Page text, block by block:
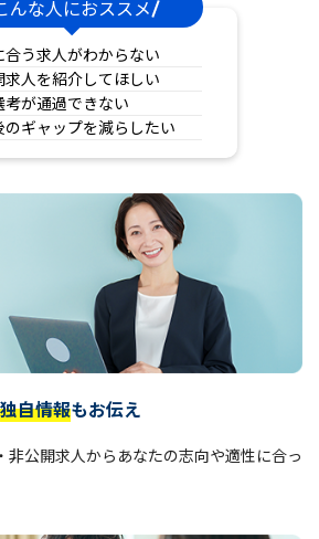
んな人におススメ
合う求人がわからない
求人を紹介してほしい
考が通過できない
のギャップを減らしたい
独自情報もお伝え
非公開求人からあなたの志向や適性に合っ